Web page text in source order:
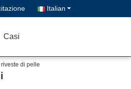
Italian
Casi
di pelle